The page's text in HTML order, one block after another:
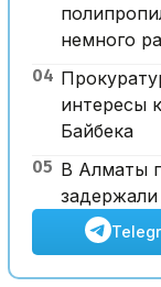
немного
04
интересы
Байбека
05 В Алматы